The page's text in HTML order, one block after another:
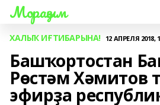
Мораҙым
ХАЛЫҠ ИҒТИБАРЫНА! 12 АПРЕЛЯ 2018,
Башҡортостан
Рөстәм Хәмитов
эфирҙа